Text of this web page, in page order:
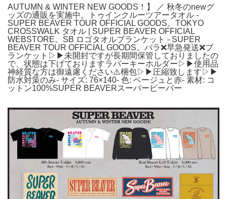
AUTUMN & WINTER NEW GOODS！】 ／ 秋冬のnewグ
ッズの通販を実施中。トゥインクルーツアータオル -
SUPER BEAVER TOUR OFFICIAL GOODS。TOKYO
CROSSWALK タオル | SUPER BEAVER OFFICIAL
WEBSTORE。SB ロゴタオルブランケット - SUPER
BEAVER TOUR OFFICIAL GOODS。バラ❌早急発送❌ブ
ランケット▷▶未開封ですが長期間保管しておりましたの
で、状態は下げておりますラバーキーホルダー▷▶使用品
神経質な方は御遠慮ください⚠️梱包▷▶圧縮致します▷▶
防水対策のみ- サイズ: 76×140- 色: ベージュと赤- 素材: コ
ットン100%SUPER BEAVERスーパービーバー